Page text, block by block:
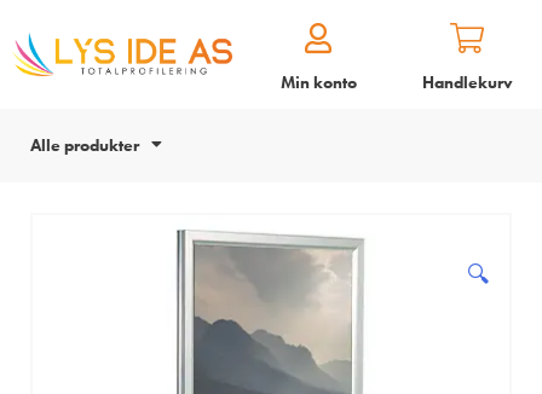
Min konto Handlekurv
Alle produkter
🔍